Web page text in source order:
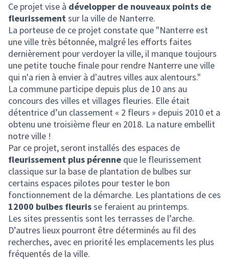
Ce projet vise à développer de nouveaux points de
fleurissementsur la ville de Nanterre.
La porteuse de ce projet constate que "Nanterre est
une ville très bétonnée, malgré les efforts faites
dernièrement pour verdoyer la ville, il manque toujours
une petite touche finale pour rendre Nanterre une ville
qui n'a rien à envier à d'autres villes aux alentours."
La commune participe depuis plus de 10 ans au
concours des villes et villages fleuries. Elle était
détentrice d’un classement « 2 fleurs » depuis 2010 et a
obtenu une troisième fleur en 2018. La nature embellit
notre ville !
Par ce projet, seront installés des espaces de
fleurissement plus pérenne que le fleurissement
classique sur la base de plantation de bulbes sur
certains espaces pilotes pour tester le bon
fonctionnement de la démarche. Les plantations de ces
12000 bulbes fleurisse feraient au printemps.
Les sites pressentis sont les terrasses de l’arche.
D’autres lieux pourront être déterminés au fil des
recherches, avec en priorité les emplacements les plus
fréquentés de la ville.